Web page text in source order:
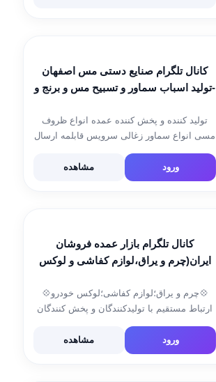
کانال تلگرام صنایع دستی مس اصفهان
-تولید اسباب سماور و تسبیح مس و برنج و
تولید کننده و پخش کننده عمده انواع ظروف
مسی انواع سماور زغالی سرویس قابلمه ارسال
زارعین
ورود مشاهده
کانال تلگرام بازار عمده فروشان
ایران(چرم و یراق،لوازم کفاشی و لوکس
💠چرم و یراق؛لوازم کفاشی؛لوکس خودرو💠
ارتباط مستقیم با تولیدکنندگان و پخش کنندگان
ورود
مشاهده